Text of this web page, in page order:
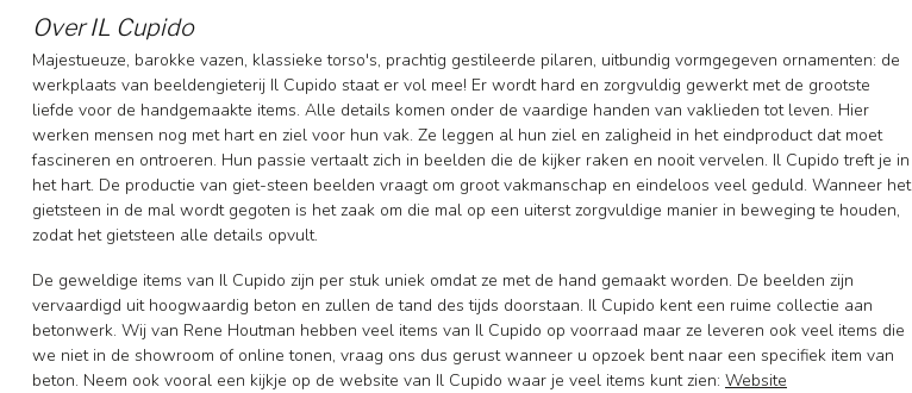
Over IL Cupido
Majestueuze, barokke vazen, klassieke torso's, prachtig gestileerde pilaren, uitbundig vormgegeven ornamenten: de
werkplaats van beeldengieterij Il Cupido staat er vol mee! Er wordt hard en zorgvuldig gewerkt met de grootste
liefde voor de handgemaakte items. Alle details komen onder de vaardige handen van vaklieden tot leven. Hier
werken mensen nog met hart en ziel voor hun vak. Ze leggen al hun ziel en zaligheid in het eindproduct dat moet
fascineren en ontroeren. Hun passie vertaalt zich in beelden die de kijker raken en nooit vervelen. Il Cupido treft je in
het hart. De productie van giet-steen beelden vraagt om groot vakmanschap en eindeloos veel geduld. Wanneer het
gietsteen in de mal wordt gegoten is het zaak om die mal op een uiterst zorgvuldige manier in beweging te houden,
zodat het gietsteen alle details opvult.
De geweldige items van Il Cupido zijn per stuk uniek omdat ze met de hand gemaakt worden. De beelden zijn
vervaardigd uit hoogwaardig beton en zullen de tand des tijds doorstaan. Il Cupido kent een ruime collectie aan
betonwerk. Wij van Rene Houtman hebben veel items van Il Cupido op voorraad maar ze leveren ook veel items die
we niet in de showroom of online tonen, vraag ons dus gerust wanneer u opzoek bent naar een specifiek item van
beton. Neem ook vooral een kijkje op de website van Il Cupido waar je veel items kunt zien: Website